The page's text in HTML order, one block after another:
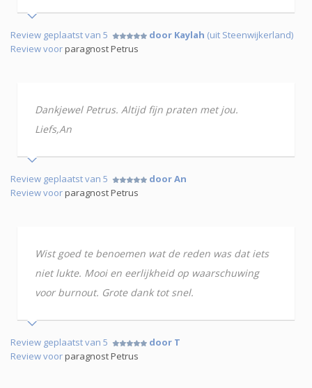
Review geplaatst van 5 door Kaylah (uit Steenwijkerland)
Review voorparagnost Petrus
Dankjewel Petrus. Altijd fijn praten met jou.
Liefs,An
Review geplaatst van 5
door An
Review voorparagnost Petrus
Wist goed te benoemen wat de reden was dat iets
niet lukte. Mooi en eerlijkheid op waarschuwing
voor burnout. Grote dank tot snel.
Review geplaatst van 5
door T
Review voorparagnost Petrus